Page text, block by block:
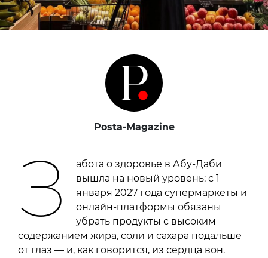
Posta-Magazine
З
абота о здоровье в Абу-Даби
вышла на новый уровень: с 1
января 2027 года супермаркеты и
онлайн-платформы обязаны
убрать продукты с высоким
содержанием жира, соли и сахара подальше
от глаз — и, как говорится, из сердца вон.